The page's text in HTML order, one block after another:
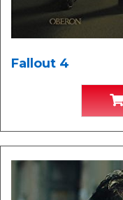
Fallout 4